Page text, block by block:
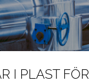
I PLAST FÖR